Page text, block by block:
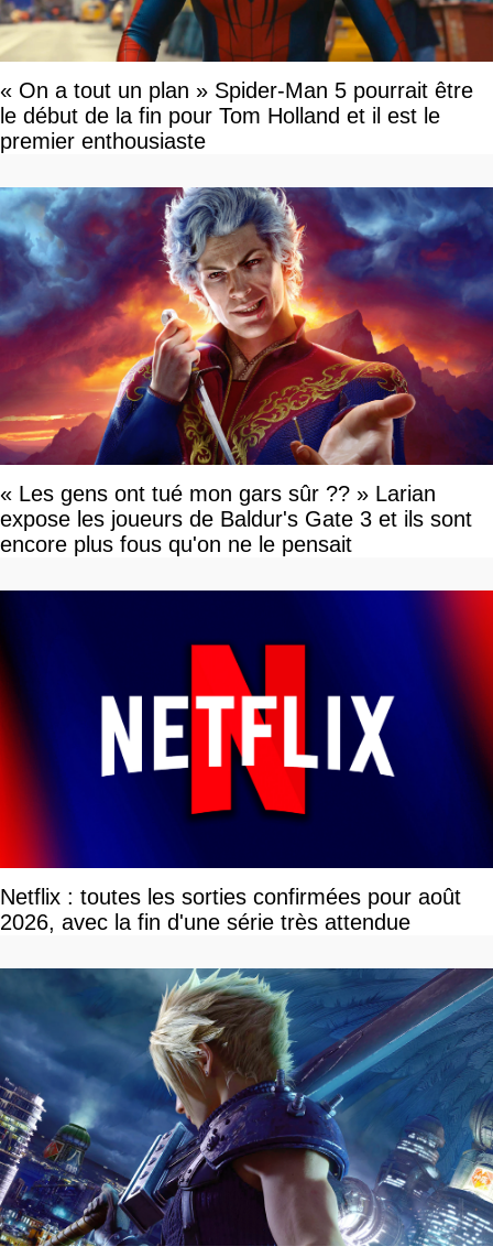
« On a tout un plan » Spider-Man 5 pourrait être
le début de la fin pour Tom Holland et il est le
premier enthousiaste
« Les gens ont tué mon gars sûr ?? » Larian
expose les joueurs de Baldur's Gate 3 et ils sont
encore plus fous qu'on ne le pensait
Netflix : toutes les sorties confirmées pour août
2026, avec la fin d'une série très attendue